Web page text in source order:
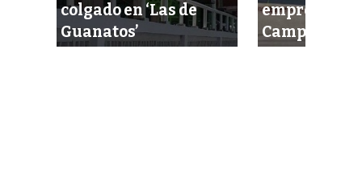
colgado en ‘Las de
Guanatos’
empresario
Campeche